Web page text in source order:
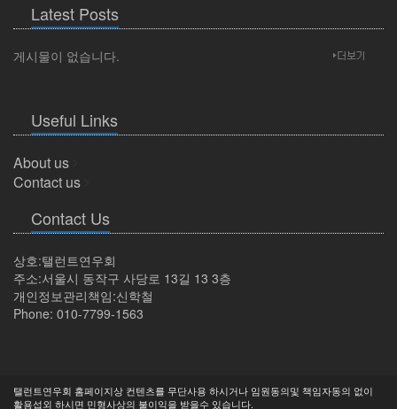
Latest Posts
게시물이 없습니다.
Useful Links
About us
Contact us
Contact Us
상호:탤런트연우회
주소:서울시 동작구 사당로 13길 13 3층
개인정보관리책임:신학철
Phone: 010-7799-1563
탤런트연우회 홈페이지상 컨텐츠를 무단사용 하시거나 임원동의및 책임자동의 없이
활용섭외 하시면 민형사상의 불이익을 받을수 있습니다.